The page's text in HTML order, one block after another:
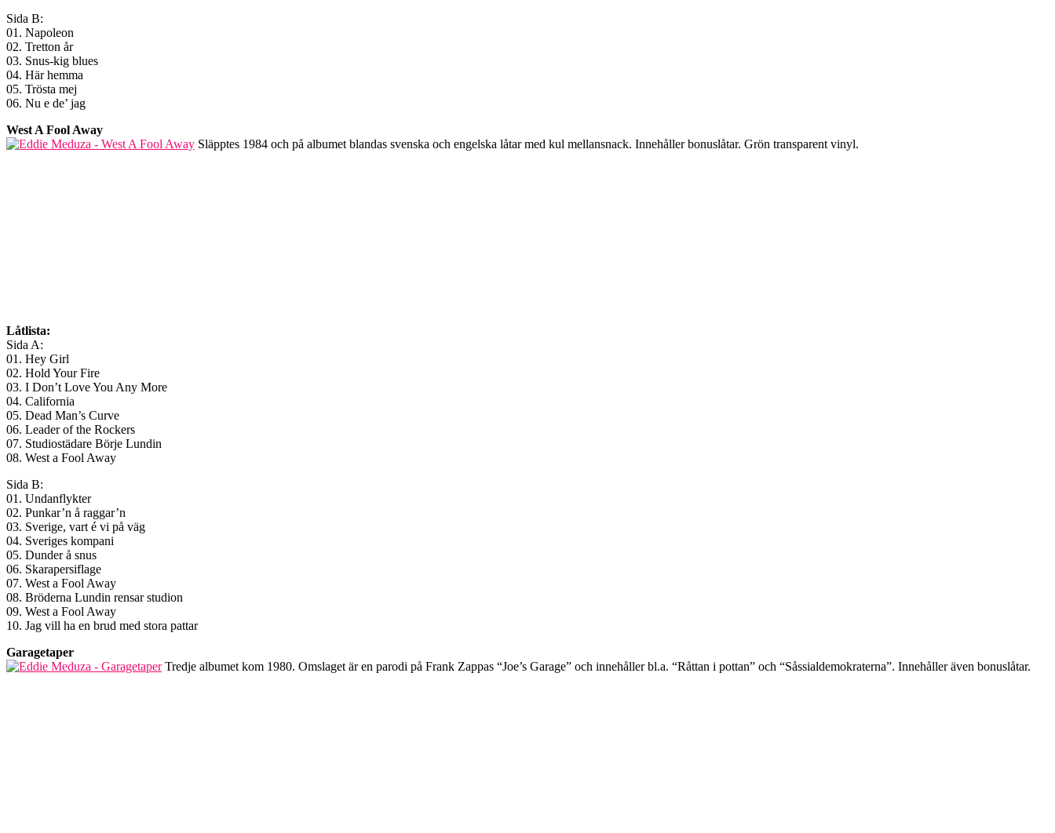
Sida B:
01. Napoleon
02. Tretton år
03. Snus-kig blues
04. Här hemma
05. Trösta mej
06. Nu e de’ jag
West A Fool Away
Släpptes 1984 och på albumet blandas svenska och engelska låtar med kul mellansnack. Innehåller bonuslåtar. Grön transparent vinyl.
Låtlista:
Sida A:
01. Hey Girl
02. Hold Your Fire
03. I Don’t Love You Any More
04. California
05. Dead Man’s Curve
06. Leader of the Rockers
07. Studiostädare Börje Lundin
08. West a Fool Away
Sida B:
01. Undanflykter
02. Punkar’n å raggar’n
03. Sverige, vart é vi på väg
04. Sveriges kompani
05. Dunder å snus
06. Skarapersiflage
07. West a Fool Away
08. Bröderna Lundin rensar studion
09. West a Fool Away
10. Jag vill ha en brud med stora pattar
Garagetaper
Tredje albumet kom 1980. Omslaget är en parodi på Frank Zappas “Joe’s Garage” och innehåller bl.a. “Råttan i pottan” och “Såssialdemokraterna”. Innehåller även bonuslåtar.